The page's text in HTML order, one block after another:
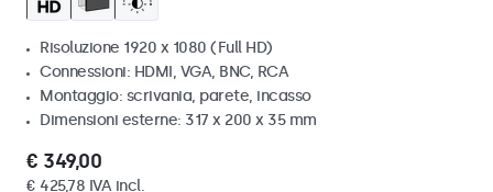
Risoluzione 1920 x 1080 (Full HD)
Connessioni: HDMI, VGA, BNC, RCA
Montaggio: scrivania, parete, incasso
Dimensioni esterne: 317 x 200 x 35 mm
€ 349,00
€ 425,78 IVA incl.